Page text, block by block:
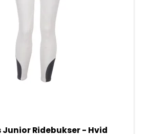
Junior Ridebukser - Hvid